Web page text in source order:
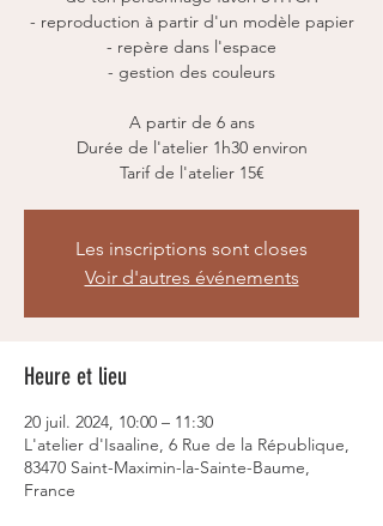
- reproduction à partir d'un modèle papier
- repère dans l'espace
- gestion des couleurs
A partir de 6 ans
Durée de l'atelier 1h30 environ
Tarif de l'atelier 15€
Les inscriptions sont closes
Voir d'autres événements
Heure et lieu
20 juil. 2024, 10:00 – 11:30
L'atelier d'Isaaline, 6 Rue de la République,
83470 Saint-Maximin-la-Sainte-Baume,
France